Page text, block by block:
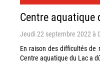
Centre aquatique
Jeudi 22 septembre 2022 à
En raison des difficultés de
Centre aquatique du Lac a